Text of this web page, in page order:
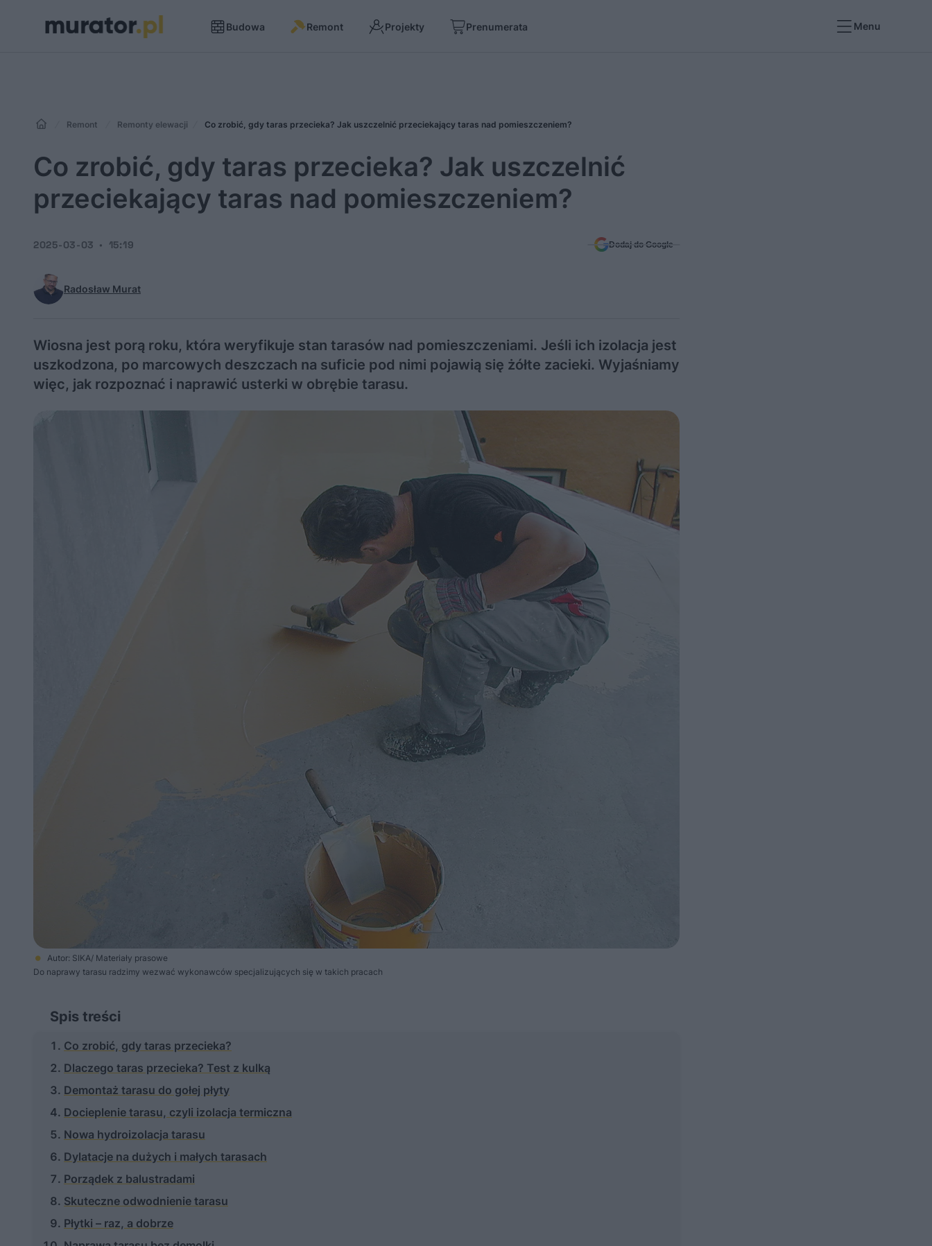
Budowa Remont Projekty Prenumerata Menu
Remont Remonty elewacji Co zrobić, gdy taras przecieka? Jak uszczelnić przeciekający taras nad pomieszczeniem?
Co zrobić, gdy taras przecieka? Jak uszczelnić
przeciekający taras nad pomieszczeniem?
Radosław Murat
2025-03-03 15:19 Dodaj do Google
Wiosna jest porą roku, która weryfikuje stan tarasów nad pomieszczeniami. Jeśli ich izolacja jest
uszkodzona, po marcowych deszczach na suficie pod nimi pojawią się żółte zacieki. Wyjaśniamy
więc, jak rozpoznać i naprawić usterki w obrębie tarasu.
Autor: SIKA/ Materiały prasowe
Do naprawy tarasu radzimy wezwać wykonawców specjalizujących się w takich pracach
Spis treści
Co zrobić, gdy taras przecieka?
Dlaczego taras przecieka? Test z kulką
Demontaż tarasu do gołej płyty
Docieplenie tarasu, czyli izolacja termiczna
Nowa hydroizolacja tarasu
Dylatacje na dużych i małych tarasach
Porządek z balustradami
Skuteczne odwodnienie tarasu
Płytki – raz, a dobrze